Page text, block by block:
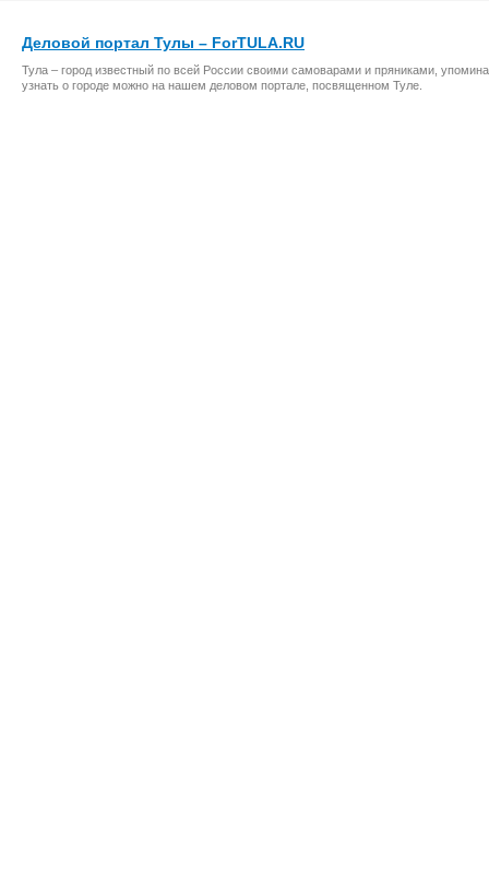
Деловой портал Тулы – ForTULA.RU
Тула – город известный по всей России своими самоварами и пряниками,
узнать о городе можно на нашем деловом портале, посвященном Туле.